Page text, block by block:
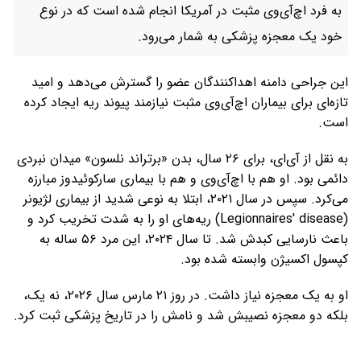
به فرد اچ‌آی‌وی مثبت در آمریکا انجام شده است که در نوع
خود یک معجزه پزشکی به شمار می‌رود.
این جراحی دامنه اهداکنندگان عضو را گسترش می‌دهد و امید
تازه‌ای برای بیماران اچ‌آی‌وی مثبت نیازمند پیوند ریه ایجاد کرده
است.
به نقل از آی‌ای، برای ۲۶ سال، بدن «برتراند نلسون» میدان نبردی
دائمی بود. او هم با اچ‌آی‌وی و هم با بیماری سارکوئیدوز مبارزه
می‌کرد. سپس در سال ۲۰۲۱، ابتلا به نوعی شدید از بیماری لژیونر
(Legionnaires' disease) ریه‌های او را به شدت تخریب کرد و
باعث نارسایی کبدش شد. تا سال ۲۰۲۴، این مرد ۵۶ ساله به
کپسول اکسیژن وابسته شده بود.
او به یک معجزه نیاز داشت. در روز ۲۱ مارس سال ۲۰۲۶، نه یک،
بلکه دو معجزه نصیبش شد و نامش را در تاریخ پزشکی ثبت کرد.